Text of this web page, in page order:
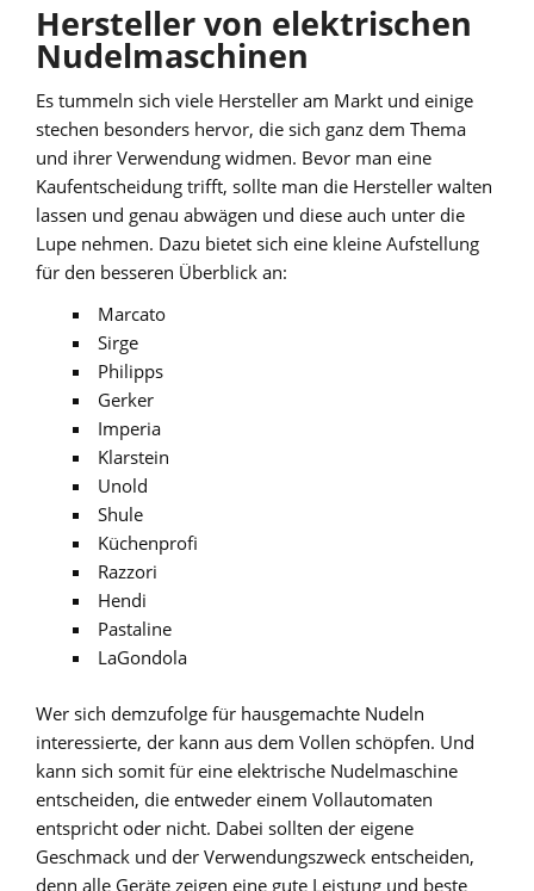
Hersteller von elektrischen
Nudelmaschinen
Es tummeln sich viele Hersteller am Markt und einige
stechen besonders hervor, die sich ganz dem Thema
und ihrer Verwendung widmen. Bevor man eine
Kaufentscheidung trifft, sollte man die Hersteller walten
lassen und genau abwägen und diese auch unter die
Lupe nehmen. Dazu bietet sich eine kleine Aufstellung
für den besseren Überblick an:
Marcato
Sirge
Philipps
Gerker
Imperia
Klarstein
Unold
Shule
Küchenprofi
Razzori
Hendi
Pastaline
LaGondola
Wer sich demzufolge für hausgemachte Nudeln
interessierte, der kann aus dem Vollen schöpfen. Und
kann sich somit für eine elektrische Nudelmaschine
entscheiden, die entweder einem Vollautomaten
entspricht oder nicht. Dabei sollten der eigene
Geschmack und der Verwendungszweck entscheiden,
denn alle Geräte zeigen eine gute Leistung und beste